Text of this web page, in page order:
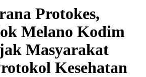
Protokes,
Melano Kodim
Masyarakat
Kesehatan